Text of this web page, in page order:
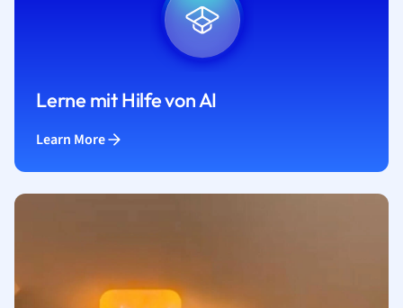
Lerne mit Hilfe von AI
Learn More